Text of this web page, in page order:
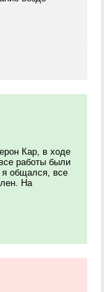
Кар, в ходе
работы были
я общался, все
На